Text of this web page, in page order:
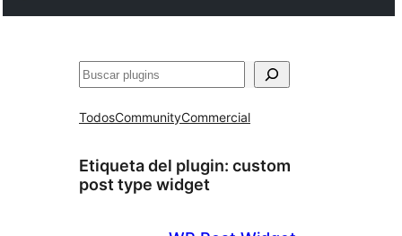
Buscar
TodosCommunityCommercial
Etiqueta del plugin: custom
post type widget